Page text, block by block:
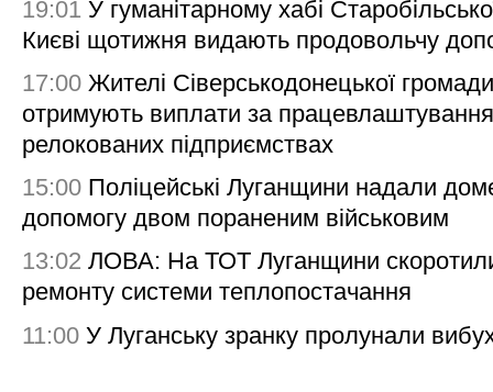
19:01 У гуманітарному хабі
Києві щотижня видають продовольчу
17:00 Жителі Сіверськодонецької
отримують виплати за
релокованих підприємствах
15:00 Поліцейські Луганщини надали
допомогу двом пораненим військовим
13:02 ЛОВА: На ТОТ Луганщини
ремонту системи теплопостачання
11:00 У Луганську зранку пролунали